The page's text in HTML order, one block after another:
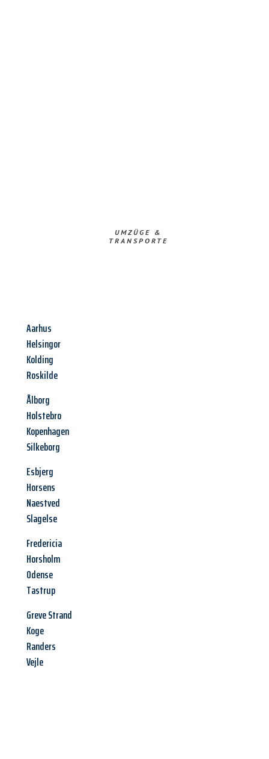
UMZÜGE &
TRANSPORTE
Aarhus
Helsingor
Kolding
Roskilde
Ålborg
Holstebro
Kopenhagen
Silkeborg
Esbjerg
Horsens
Naestved
Slagelse
Fredericia
Horsholm
Odense
Tastrup
Greve Strand
Koge
Randers
Vejle